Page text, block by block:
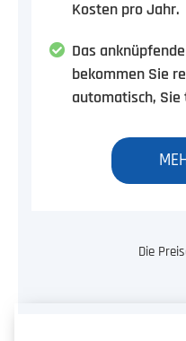
Kosten pro Jahr.
Das
bekommen Sie
automatisch, Sie
Die